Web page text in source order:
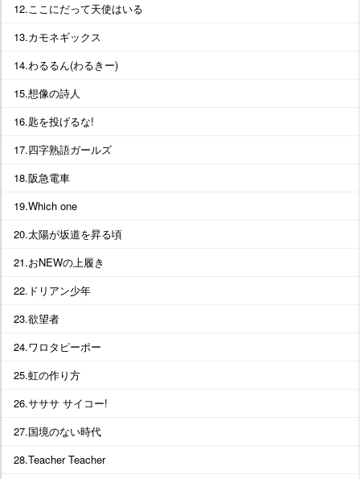
12.ここにだって天使はいる
13.カモネギックス
14.わるるん(わるきー)
15.想像の詩人
16.匙を投げるな!
17.四字熟語ガールズ
18.阪急電車
19.Which one
20.太陽が坂道を昇る頃
21.おNEWの上履き
22.ドリアン少年
23.欲望者
24.ワロタピーポー
25.虹の作り方
26.サササ サイコー!
27.国境のない時代
28.Teacher Teacher